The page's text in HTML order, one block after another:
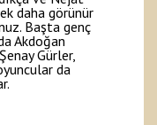
daha görünür
Başta genç
Akdoğan
Gürler,
da